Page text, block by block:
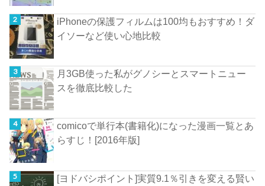
iPhoneの保護フィルムは100均もおすすめ！ダ
イソーなど使い心地比較
月3GB使った私がグノシーとスマートニュー
スを徹底比較した
comicoで単行本(書籍化)になった漫画一覧とあ
らすじ！[2016年版]
[ヨドバシポイント]実質9.1％引きを変える賢い